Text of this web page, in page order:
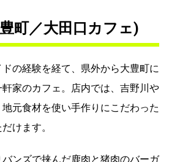
町／大田口カフェ)
の経験を経て、県外から大豊町に
家のカフェ。店内では、吉野川や
元食材を使い手作りにこだわった
けます。
ンズで挟んだ鹿肉と猪肉のバーガ